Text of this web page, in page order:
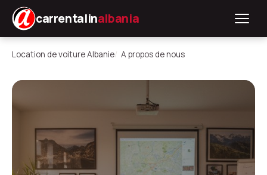
carrentalinalbania
Location de voiture Albanie A propos de nous